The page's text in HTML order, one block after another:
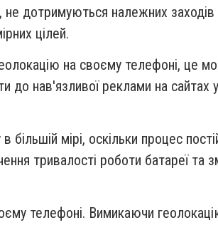
дотримуються належних заходів
цілей.
на своєму телефоні, це
нав'язливої реклами на сайтах
мірі, оскільки процес
тривалості роботи батареї та
телефоні. Вимикаючи